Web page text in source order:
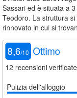
Sassari ed è situata a
Teodoro. La struttura
rinnovato in cui si
8,6/10 Ottimo
12 recensioni verificate
Pulizia dell'alloggio